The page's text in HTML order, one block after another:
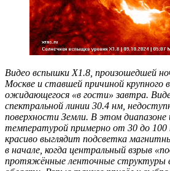
Видео вспышки X1.8, произошедшей
Москве и ставшей причиной крупного
ожидающегося «в гости» завтра.
спектральной линии 30.4 нм,
поверхности Земли. В этом диапазоне
температурой примерно от 30 до 100
красиво выглядит подсветка
в начале, когда центральный взрыв
протяжённые ленточные структуры